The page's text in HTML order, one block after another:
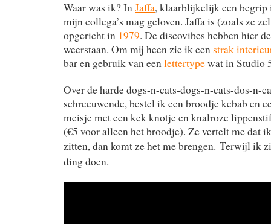
Waar was ik? InJaffa, klaarblijkelijk een begrip
mijn collega’s mag geloven. Jaffa is (zoals ze
opgericht in 1979. De discovibes hebben hier
weerstaan. Om mij heen zie ik een strak
bar en gebruik van eenlettertypewat in Studio
Over de harde dogs-n-cats-dogs-n-cats-dos-n-
schreeuwende, bestel ik een broodje kebab en
meisje met een kek knotje en knalroze
(€5 voor alleen het broodje). Ze vertelt me dat
zitten, dan komt ze het me brengen. Terwijl ik
ding doen.